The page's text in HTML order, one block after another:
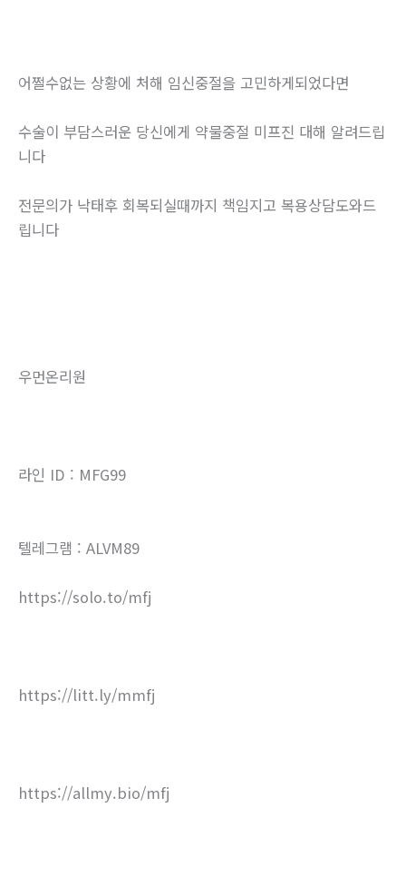
어쩔수없는 상황에 처해 임신중절을 고민하게되었다면
수술이 부담스러운 당신에게 약물중절 미프진 대해 알려드립
니다
전문의가 낙태후 회복되실때까지 책임지고 복용상담도와드
립니다
우먼온리원
라인 ID : MFG99
텔레그램 : ALVM89
https://solo.to/mfj
https://litt.ly/mmfj
https://allmy.bio/mfj